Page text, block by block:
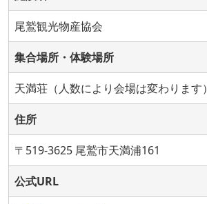
尾鷲観光物産協会
集合場所・体験場所
天満荘（人数により会場は変わります）
住所
〒519-3625 尾鷲市天満浦161
公式URL